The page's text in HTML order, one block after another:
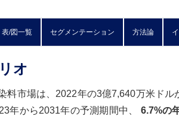
表/図一覧 セグメンテーション 方法論
オ
料市場は、2022年の3億7,640万米ド
年から2031年の予測期間中、 6.7%の